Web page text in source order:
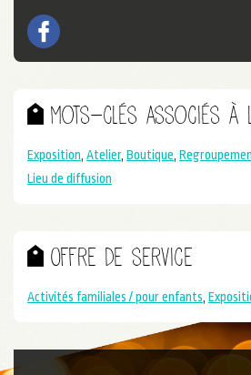
Mots-clés associés à
Exposition Atelier, Boutique
Lieu de diffusion
Offre de service
Activités familiales / pour enfants